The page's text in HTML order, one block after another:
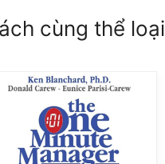
cùng thể loại